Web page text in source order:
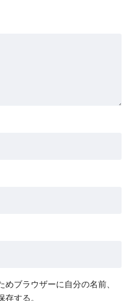
ブラウザーに自分の名前、
する。